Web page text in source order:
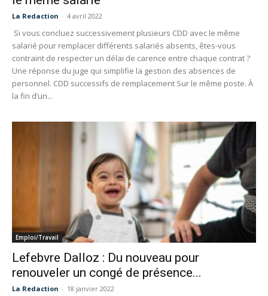
La Redaction - 4 avril 2022
Si vous concluez successivement plusieurs CDD avec le même
salarié pour remplacer différents salariés absents, êtes-vous
contraint de respecter un délai de carence entre chaque contrat ?
Une réponse du juge qui simplifie la gestion des absences de
personnel. CDD successifs de remplacement Sur le même poste. À
la fin d’un...
Emploi/Travail
Lefebvre Dalloz : Du nouveau pour
renouveler un congé de présence...
La Redaction - 18 janvier 2022